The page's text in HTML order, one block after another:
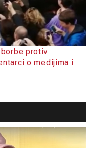
protiv
o medijima i